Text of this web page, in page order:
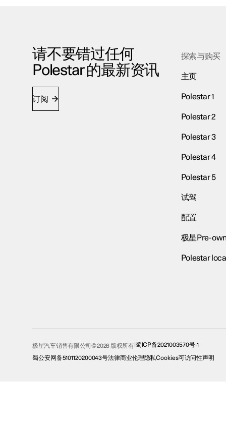
请不要错过任何
Polestar 的最新资讯
订阅
探索与购买
主页
Polestar 1
Polestar 2
Polestar 3
Polestar 4
Polestar 5
试驾
配置
极星Pre-
Polestar
极星汽车销售有限公司© 2026 版权所有 蜀ICP备2021003570号-1
蜀公安网备5101120200043号法律商业伦理隐私Cookies可访问性声明